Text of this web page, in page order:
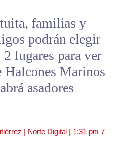
familias y
podrán elegir
lugares para ver
Halcones Marinos
asadores
| Norte Digital | 1:31 pm 7